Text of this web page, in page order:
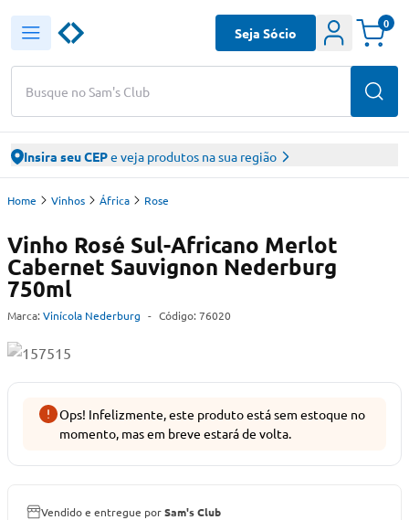
Busque no Sam's Club
Seja Sócio
0
Insira seu CEPe veja produtos na sua região
Home Vinhos África Rose
Vinho Rosé Sul-Africano Merlot
Cabernet Sauvignon Nederburg
750ml
Marca: Vinícola Nederburg - Código: 76020
Ops! Infelizmente, este produto está sem estoque no
momento, mas em breve estará de volta.
Vendido e entregue porSam's Club